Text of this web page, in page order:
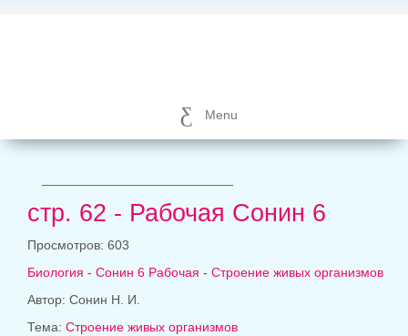
Menu
стр. 62 - Рабочая Сонин 6
Просмотров: 603
Биология - Сонин 6 Рабочая - Строение живых организмов
Автор: Сонин Н. И.
Тема: Строение живых организмов